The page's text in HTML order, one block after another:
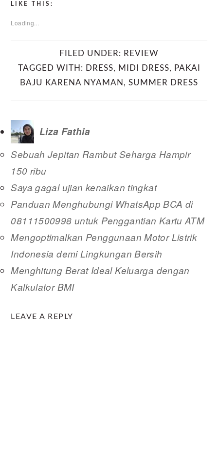
LIKE THIS:
Loading...
FILED UNDER: REVIEW
TAGGED WITH: DRESS, MIDI DRESS, PAKAI
BAJU KARENA NYAMAN , SUMMER DRESS
Liza Fathia
Sebuah Jepitan Rambut Seharga Hampir
150 ribu
Saya gagal ujian kenaikan tingkat
Panduan Menghubungi WhatsApp BCA di
08111500998 untuk Penggantian Kartu ATM
Mengoptimalkan Penggunaan Motor Listrik
Indonesia demi Lingkungan Bersih
Menghitung Berat Ideal Keluarga dengan
Kalkulator BMI
LEAVE A REPLY